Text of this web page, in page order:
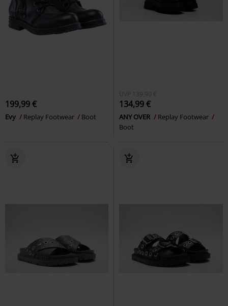
199,99 €
Evy Replay Footwear Boot
UVP 139,90 €
134,99 €
ANY OVER
Replay Footwear
Boot